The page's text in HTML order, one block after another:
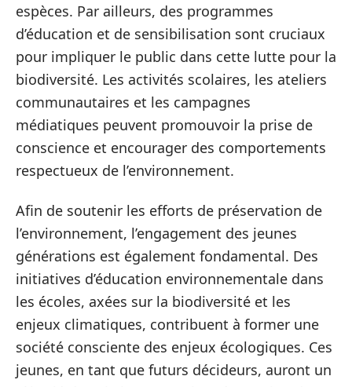
espèces. Par ailleurs, des programmes
d’éducation et de sensibilisation sont cruciaux
pour impliquer le public dans cette lutte pour la
biodiversité. Les activités scolaires, les ateliers
communautaires et les campagnes
médiatiques peuvent promouvoir la prise de
conscience et encourager des comportements
respectueux de l’environnement.
Afin de soutenir les efforts de préservation de
l’environnement, l’engagement des jeunes
générations est également fondamental. Des
initiatives d’éducation environnementale dans
les écoles, axées sur la biodiversité et les
enjeux climatiques, contribuent à former une
société consciente des enjeux écologiques. Ces
jeunes, en tant que futurs décideurs, auront un